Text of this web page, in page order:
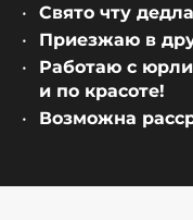
Свято чту
Приезжаю в
Работаю с
и по красоте!
Возможна